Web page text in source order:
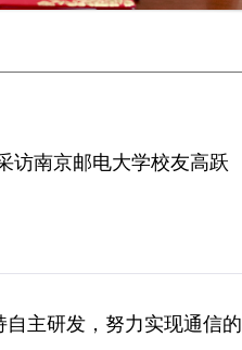
访南京邮电大学校友高跃
自主研发，努力实现通信